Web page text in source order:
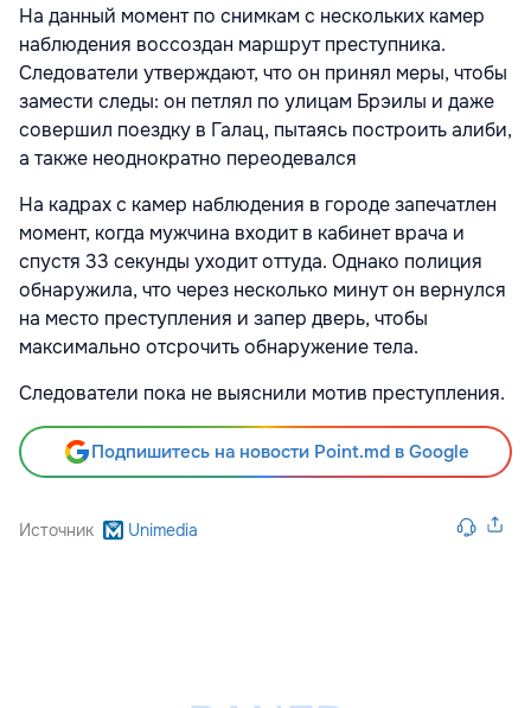
На данный момент по снимкам с нескольких камер
наблюдения воссоздан маршрут преступника.
Следователи утверждают, что он принял меры, чтобы
замести следы: он петлял по улицам Брэилы и даже
совершил поездку в Галац, пытаясь построить алиби,
а также неоднократно переодевался
На кадрах с камер наблюдения в городе запечатлен
момент, когда мужчина входит в кабинет врача и
спустя 33 секунды уходит оттуда. Однако полиция
обнаружила, что через несколько минут он вернулся
на место преступления и запер дверь, чтобы
максимально отсрочить обнаружение тела.
Следователи пока не выяснили мотив преступления.
Подпишитесь на новости Point.md в Google
Источник Unimedia